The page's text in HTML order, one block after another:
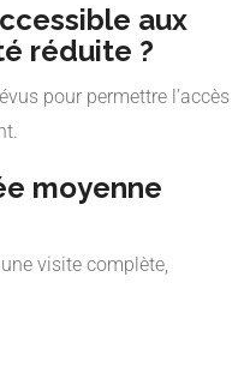
aux
réduite ?
pour permettre l’accès
moyenne
visite complète,